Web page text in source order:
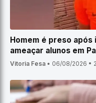
Homem é preso
ameaçar alunos em
Vitoria Fesa • 06/08/2026 •